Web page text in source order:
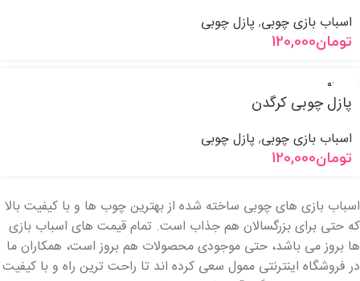
اسباب بازی چوبی, پازل چوبی
تومان120,000
فروخته
پازل چوبی کرگدن
اسباب بازی چوبی, پازل چوبی
تومان120,000
اسباب بازی های چوبی ساخته شده از بهترین چوب ها و با کیفیت بالا
که حتی برای بزرگسالان هم جذاب است. تمام قیمت های اسباب بازی
ها بروز می باشد، حتی موجودی محصولات هم بروز است، همکاران ما
در فروشگاه اینترنتی ممول سعی کرده اند تا راحت ترین راه و با کیفیت